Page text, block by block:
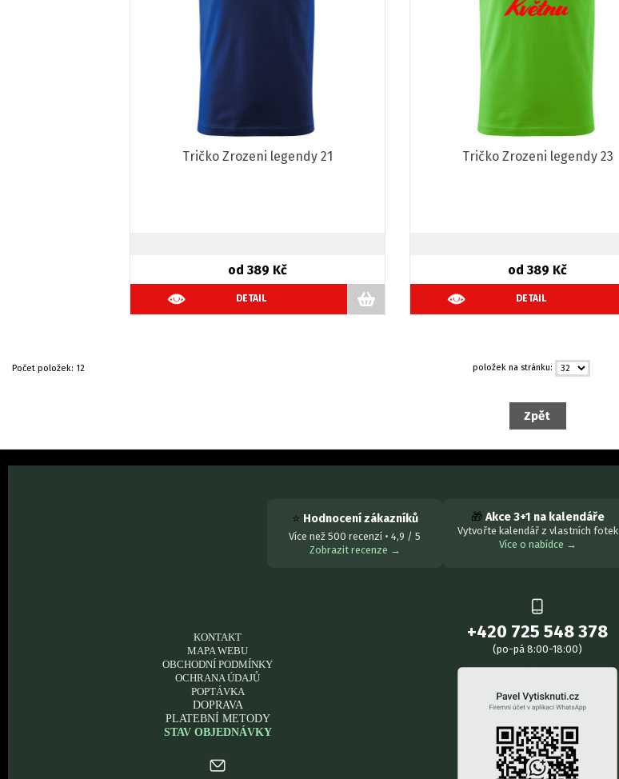
Tričko Zrozeni legendy 21
od 389 Kč
DETAIL
Tričko Zrozeni legendy 23
od 389 Kč
DETAIL
Počet položek: 12 položek na stránku:
⭐ Hodnocení zákazníků
Více než 500 recenzí • 4,9 / 5
Zobrazit recenze →
🎁 Akce 3+1 na kalendáře
Vytvořte kalendář z vlastních fotek
Více o nabídce →
KONTAKT
MAPA WEBU
OBCHODNÍ PODMÍNKY
OCHRANA ÚDAJŮ
POPTÁVKA
DOPRAVA
PLATEBNÍ METODY
STAV OBJEDNÁVKY
+420 725 548 378
(po-pá 8:00-18:00)